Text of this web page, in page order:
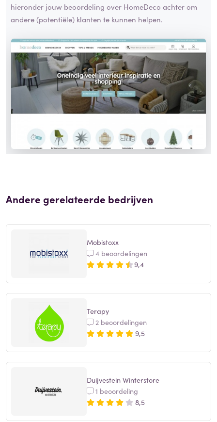
hieronder jouw beoordeling over HomeDeco achter om
andere (potentiële) klanten te kunnen helpen.
Andere gerelateerde bedrijven
Mobistoxx
4 beoordelingen
9,4
Terapy
2 beoordelingen
9,5
Duijvestein Winterstore
1 beoordeling
8,5